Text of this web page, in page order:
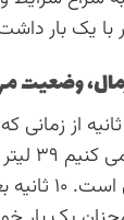
با یک بار
وضعیت
از زمانی
را
در آن جاری